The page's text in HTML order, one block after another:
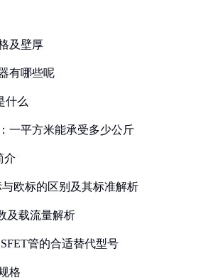
及壁厚
有哪些呢
什么
一平方米能承受多少公斤
介
欧标的区别及其标准解析
及载流量解析
管的合适替代型号
格